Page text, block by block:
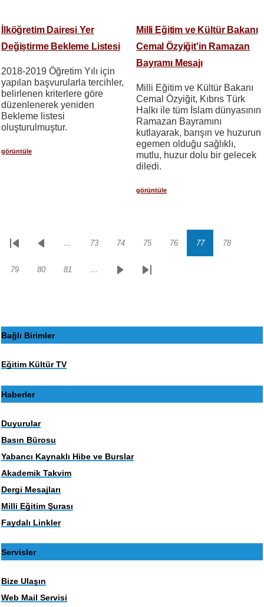
İlköğretim Dairesi Yer
Değiştirme Bekleme Listesi
2018-2019 Öğretim Yılı için
yapılan başvurularla tercihler,
belirlenen kriterlere göre
düzenlenerek yeniden
Bekleme listesi
oluşturulmuştur.
görüntüle
Milli Eğitim ve Kültür Bakanı
Cemal Özyiğit'in Ramazan
Bayramı Mesajı
Milli Eğitim ve Kültür Bakanı
Cemal Özyiğit, Kıbrıs Türk
Halkı ile tüm İslam dünyasının
Ramazan Bayramını
kutlayarak, barışın ve huzurun
egemen olduğu sağlıklı,
mutlu, huzur dolu bir gelecek
diledi.
görüntüle
Sayfalama
İlk
Önceki… Sayfa
73 Sayfa
74 Sayfa
75 Sayfa
76 Sayfa
77 Sayfa
78
Sayfa
79 Sayfa
80 Sayfa
81 …
SonrakiSon
Bağlı Birimler
Eğitim Kültür TV
Haberler
Duyurular
Basın Bürosu
Yabancı Kaynaklı Hibe ve Burslar
Akademik Takvim
Dergi Mesajları
Milli Eğitim Şurası
Faydalı Linkler
Servisler
Bize Ulaşın
Web Mail Servisi